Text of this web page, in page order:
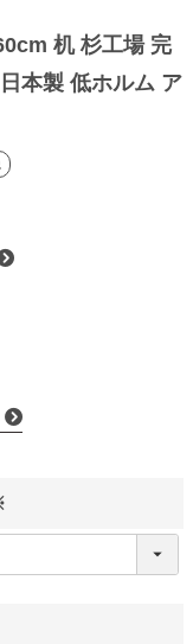
机 杉工場 完
本製 低ホルム ア
奥行きが深い
トワーク